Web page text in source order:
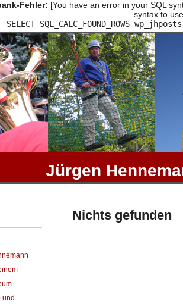
Fehler: [You have an error in your SQL
syntax to
SELECT SQL_CALC_FOUND_ROWS
Jürgen
und
Nichts gefunden